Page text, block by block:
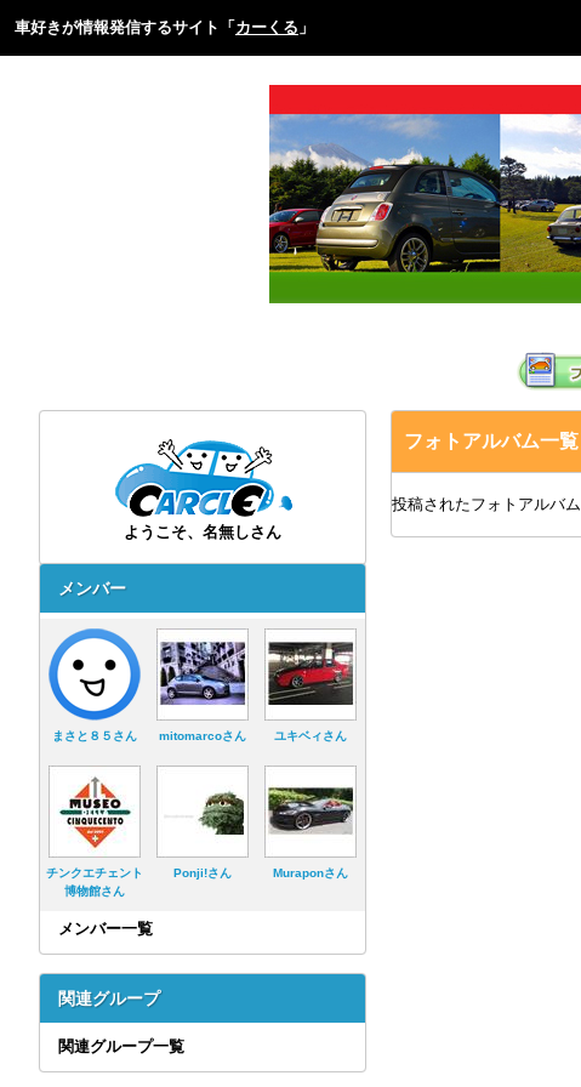
車好きが情報発信するサイト「 カーくる 」
ようこそ、名無しさん
メンバー
まさと８５さん mitomarcoさん ユキベィさん
チンクエチェント
博物館さん
Ponji!さん Muraponさん
メンバー一覧
関連グループ
関連グループ一覧
フォトアルバム一覧
投稿されたフォトアルバム